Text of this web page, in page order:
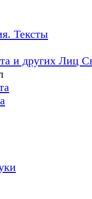
Тексты
и других Лиц